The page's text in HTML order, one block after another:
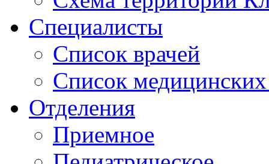
Специалисты
Список врачей
Список медицинских
Отделения
Приемное